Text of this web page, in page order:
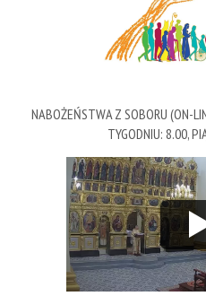
NABOŻEŃSTWA Z SOBORU (ON-
TYGODNIU: 8.00,